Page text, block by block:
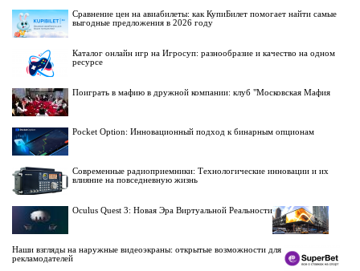
Сравнение цен на авиабилеты: как КупиБилет помогает найти самые
выгодные предложения в 2026 году
Каталог онлайн игр на Игросуп: разнообразие и качество на одном
ресурсе
Поиграть в мафию в дружной компании: клуб "Московская Мафия
Pocket Option: Инновационный подход к бинарным опционам
Современные радиоприемники: Технологические инновации и их
влияние на повседневную жизнь
Oculus Quest 3: Новая Эра Виртуальной Реальности
Наши взгляды на наружные видеоэкраны: открытые возможности для
рекламодателей